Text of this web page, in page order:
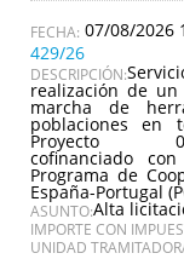
07/08/2026
429/26
DESCRIPCIÓN:
realización de
marcha de
poblaciones en
Proyecto
cofinanciado
Programa de
España-Portugal
ASUNTO:Alta
IMPORTE CON
UNIDAD